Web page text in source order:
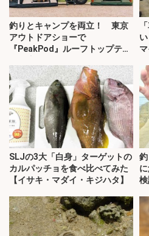
釣りとキャンプを両立！ 東京
アウトドアショーで
『PeakPod』ルーフトップテン
SLJの3大「白身」ターゲットの
カルパッチョを食べ比べてみた
【イサキ・マダイ・キジハタ】